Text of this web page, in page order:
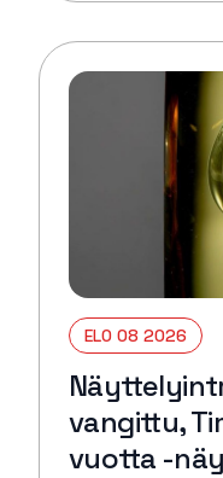
ELO 08 2026
vangittu,
vuotta -